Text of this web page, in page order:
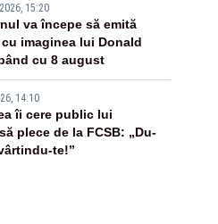
15:20
va începe să emită
imaginea lui Donald
cu 8 august
14:10
îi cere public lui
plece de la FCSB: „Du-
te!”